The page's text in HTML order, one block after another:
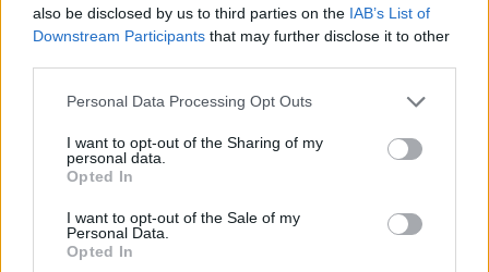
also be disclosed by us to third parties on the IAB’s List of
Downstream Participants that may further disclose it to other
Personal Data Processing Opt Outs
I want to opt-out of the Sharing of my
personal data.
Opted In
I want to opt-out of the Sale of my
Personal Data.
Opted In
Fly-37 gefällt dies.
Forenaufseher
Wat sind das denn für seltsame Plopp geräusche die mein
Bogen nun macht?
16 Januar 2015
gefällt dies.